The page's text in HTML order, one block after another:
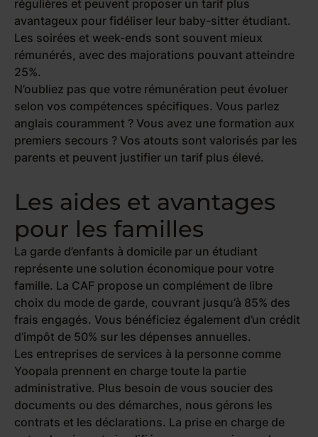
régulières et peuvent proposer un tarif plus
avantageux pour fidéliser leur baby-sitter étudiant.
Les soirées et week-ends sont souvent mieux
rémunérés, avec des majorations pouvant atteindre
25%.
N’oubliez pas que votre rémunération peut évoluer
selon vos compétences spécifiques. Vous parlez
anglais couramment ? Vous avez une formation aux
premiers secours ? Vos atouts sont valorisés par les
parents et peuvent justifier un tarif plus élevé.
Les aides et avantages
pour les familles
La garde d’enfants à domicile par un étudiant
représente une solution économique pour votre
famille. La CAF propose un complément de libre
choix du mode de garde, couvrant jusqu’à 85% des
frais engagés. Vous bénéficiez également d’un crédit
d’impôt de 50% sur les dépenses annuelles.
Les entreprises de services à la personne comme
Yoopala prennent en charge toute la partie
administrative. Plus besoin de vous soucier des
documents ou des démarches, nous gérons les
contrats et les déclarations. La prise en charge de